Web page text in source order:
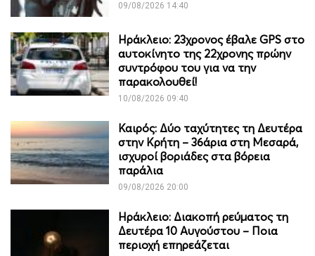
09/08/2026 14:40
Ηράκλειο: 23χρονος έβαλε GPS στο
αυτοκίνητο της 22χρονης πρώην
συντρόφου του για να την
παρακολουθεί!
10/08/2026 09:40
Καιρός: Δύο ταχύτητες τη Δευτέρα
στην Κρήτη – 36άρια στη Μεσαρά,
ισχυροί βοριάδες στα βόρεια
παράλια
09/08/2026 20:00
Ηράκλειο: Διακοπή ρεύματος τη
Δευτέρα 10 Αυγούστου – Ποια
περιοχή επηρεάζεται